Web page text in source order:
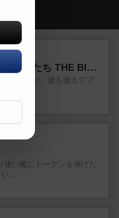
稿
アグリコラ：牧場の動物たち THE BIG BOX
てましたが、腰を据えてプ
てみ...
い魔にトークンを捧げた
...